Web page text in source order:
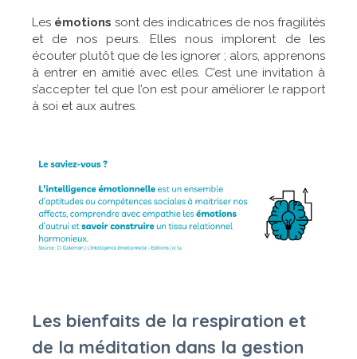
Les émotions sont des indicatrices de nos fragilités
et de nos peurs. Elles nous implorent de les
écouter plutôt que de les ignorer ; alors, apprenons
à entrer en amitié avec elles. C’est une invitation à
s’accepter tel que l’on est pour améliorer le rapport
à soi et aux autres.
Les bienfaits de la respiration et
de la méditation dans la gestion